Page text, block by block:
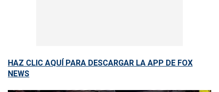
HAZ CLIC AQUÍ PARA DESCARGAR LA APP DE FOX
NEWS